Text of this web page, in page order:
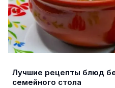
Лучшие рецепты блюд
семейного стола